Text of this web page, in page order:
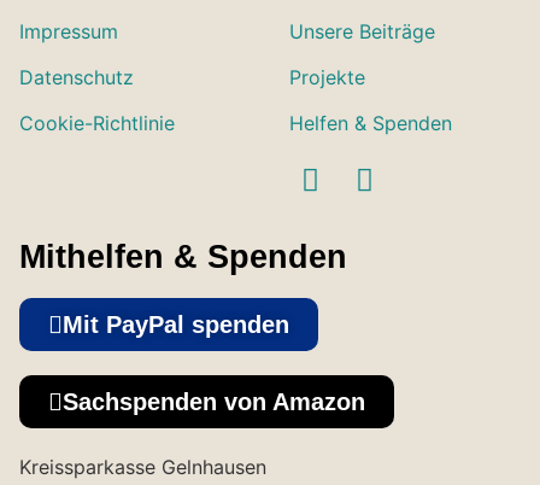
Impressum
Datenschutz
Cookie-Richtlinie
Unsere Beiträge
Projekte
Helfen & Spenden
Mithelfen & Spenden
Mit PayPal spenden
Sachspenden von Amazon
Kreissparkasse Gelnhausen